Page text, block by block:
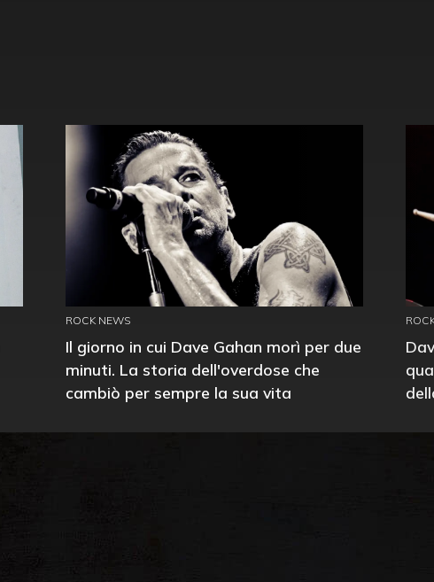
ROCK NEWS
Il giorno in cui Dave Gahan morì per due
minuti. La storia dell'overdose che
cambiò per sempre la sua vita